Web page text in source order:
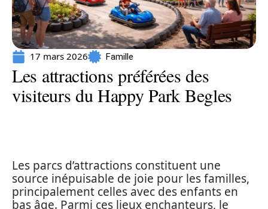
17 mars 2026 Famille
Les attractions préférées des
visiteurs du Happy Park Begles
Les parcs d’attractions constituent une
source inépuisable de joie pour les familles,
principalement celles avec des enfants en
bas âge. Parmi ces lieux enchanteurs, le